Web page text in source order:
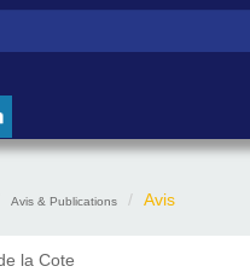
de recherche
Avis & Publications Avis
la Cote